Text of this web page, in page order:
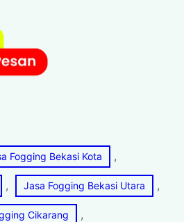
Fogging Bekasi Kota ,
, Jasa Fogging Bekasi Utara ,
Cikarang ,